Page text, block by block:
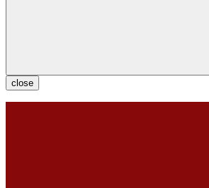
close